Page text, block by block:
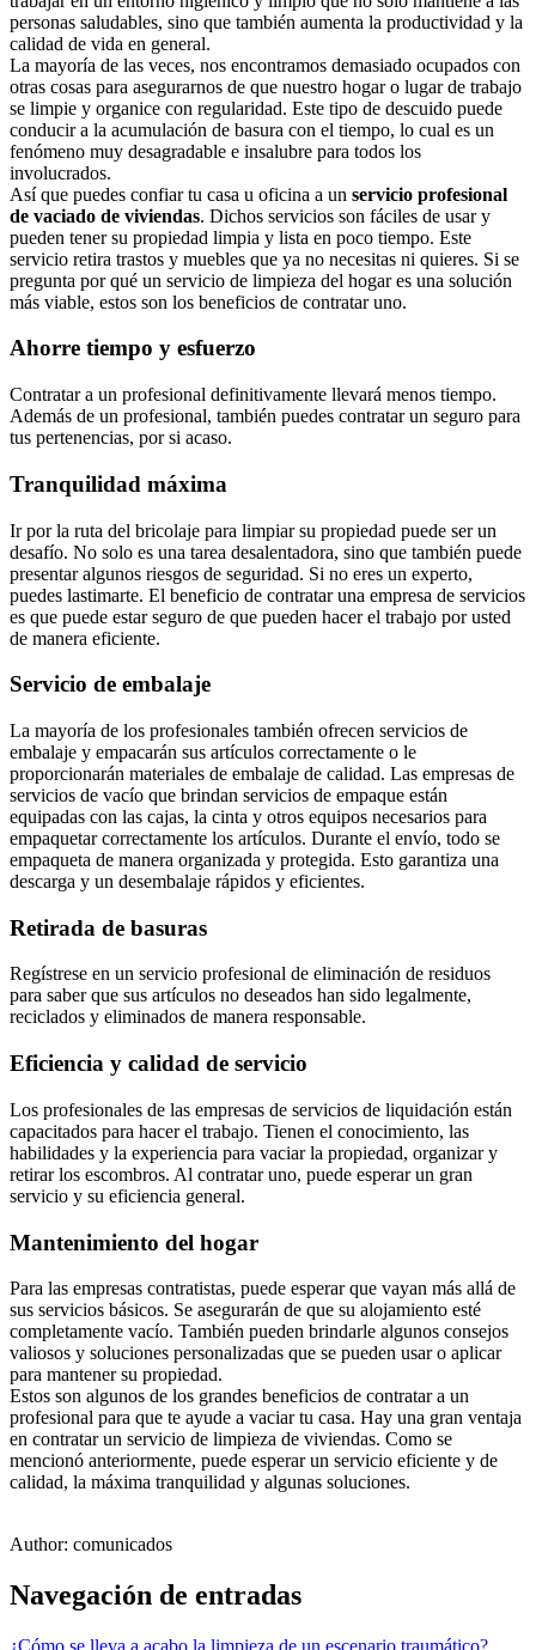
personas saludables, sino que también aumenta la productividad y la
calidad de vida en general.
La mayoría de las veces, nos encontramos demasiado ocupados con
otras cosas para asegurarnos de que nuestro hogar o lugar de trabajo
se limpie y organice con regularidad. Este tipo de descuido puede
conducir a la acumulación de basura con el tiempo, lo cual es un
fenómeno muy desagradable e insalubre para todos los
involucrados.
Así que puedes confiar tu casa u oficina a un servicio profesional
de vaciado de viviendas. Dichos servicios son fáciles de usar y
pueden tener su propiedad limpia y lista en poco tiempo. Este
servicio retira trastos y muebles que ya no necesitas ni quieres. Si se
pregunta por qué un servicio de limpieza del hogar es una solución
más viable, estos son los beneficios de contratar uno.
Ahorre tiempo y esfuerzo
Contratar a un profesional definitivamente llevará menos tiempo.
Además de un profesional, también puedes contratar un seguro para
tus pertenencias, por si acaso.
Tranquilidad máxima
Ir por la ruta del bricolaje para limpiar su propiedad puede ser un
desafío. No solo es una tarea desalentadora, sino que también puede
presentar algunos riesgos de seguridad. Si no eres un experto,
puedes lastimarte. El beneficio de contratar una empresa de servicios
es que puede estar seguro de que pueden hacer el trabajo por usted
de manera eficiente.
Servicio de embalaje
La mayoría de los profesionales también ofrecen servicios de
embalaje y empacarán sus artículos correctamente o le
proporcionarán materiales de embalaje de calidad. Las empresas de
servicios de vacío que brindan servicios de empaque están
equipadas con las cajas, la cinta y otros equipos necesarios para
empaquetar correctamente los artículos. Durante el envío, todo se
empaqueta de manera organizada y protegida. Esto garantiza una
descarga y un desembalaje rápidos y eficientes.
Retirada de basuras
Regístrese en un servicio profesional de eliminación de residuos
para saber que sus artículos no deseados han sido legalmente,
reciclados y eliminados de manera responsable.
Eficiencia y calidad de servicio
Los profesionales de las empresas de servicios de liquidación están
capacitados para hacer el trabajo. Tienen el conocimiento, las
habilidades y la experiencia para vaciar la propiedad, organizar y
retirar los escombros. Al contratar uno, puede esperar un gran
servicio y su eficiencia general.
Mantenimiento del hogar
Para las empresas contratistas, puede esperar que vayan más allá de
sus servicios básicos. Se asegurarán de que su alojamiento esté
completamente vacío. También pueden brindarle algunos consejos
valiosos y soluciones personalizadas que se pueden usar o aplicar
para mantener su propiedad.
Estos son algunos de los grandes beneficios de contratar a un
profesional para que te ayude a vaciar tu casa. Hay una gran ventaja
en contratar un servicio de limpieza de viviendas. Como se
mencionó anteriormente, puede esperar un servicio eficiente y de
calidad, la máxima tranquilidad y algunas soluciones.
Author: comunicados
Navegación de entradas
¿Cómo se lleva a acabo la limpieza de un escenario traumático?